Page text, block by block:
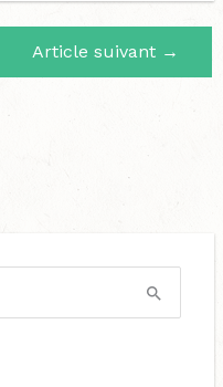
Article suivant →